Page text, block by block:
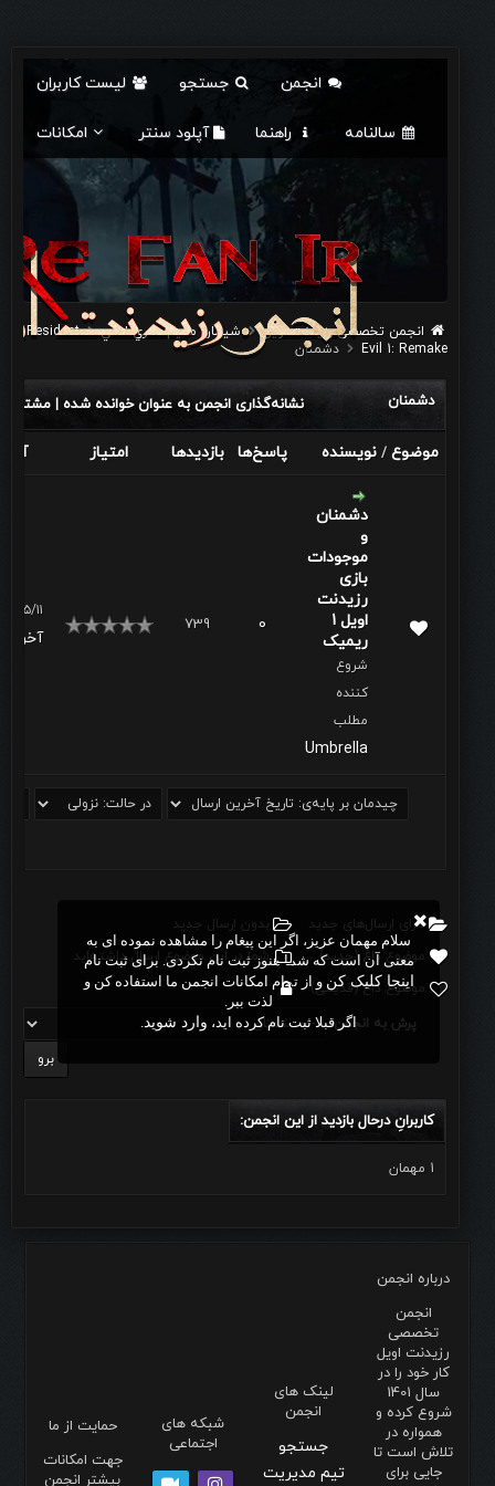
سلام مهمان عزیز، اگر این پیغام را مشاهده نموده ای به
معنی آن است که شما هنوز ثبت نام نکردی. برای ثبت نام
اینجا کلیک کن و از تمام امکانات انجمن ما استفاده کن و
لذت ببر.
اگر قبلا ثبت نام کرده اید، وارد شوید.
انجمن جستجو لیست کاربران
سالنامه راهنما آپلود سنتر امکانات
انجمن تخصصی رزیدنت اویل شيطان مقيم: سري اصلي
Resident
Evil 1: Remake
دشمنان
نشانه‌گذاری انجمن به عنوان خوانده شده |مشترک دشمنان
موضوع /نویسنده پاسخ‌ها بازدید‌ها امتیاز
دشمنان
و
موجودات
بازی
رزیدنت
اویل 1
ریمیک
شروع
کننده
مطلب
Umbrella
0
739
۱۴۰۱/۵/۱۱، ۰۷:۴۲
دارای ارسال‌های جدید‌
موضوع داغ (جدید‌)
موضوع داغ (قدیمی)
بدون ارسال جدید‌
شما در این موضوع ارسال داشته‌اید
پرش به انجمن:
کاربرانِ درحال بازدید از این انجمن:
1 مهمان
درباره انجمن
انجمن
تخصصی
رزیدنت اویل
کار خود را در
سال 1401
شروع کرده و
همواره در
تلاش است تا
جایی برای
لینک های
انجمن
جستجو
تیم مدیریت
شبکه های
اجتماعی
حمایت از ما
جهت امکانات
بیشتر انجمن